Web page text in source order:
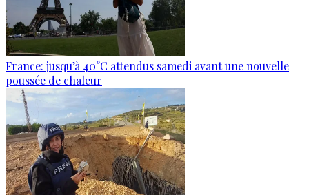
France: jusqu’à 40°C attendus samedi avant une nouvelle
poussée de chaleur